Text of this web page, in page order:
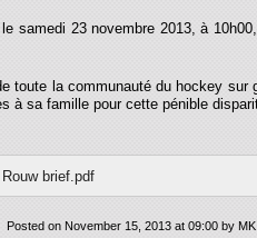
samedi 23 novembre 2013, à
toute la communauté du hockey sur
à sa famille pour cette pénible
brief.pdf
Posted on November 15, 2013 at 09:00 by MK